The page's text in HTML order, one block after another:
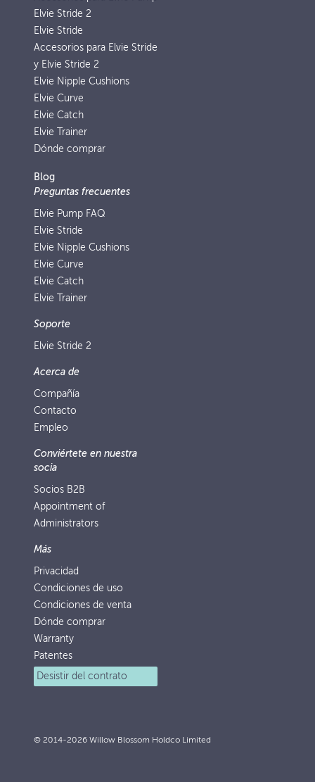
Elvie Stride 2
Elvie Stride
Accesorios para Elvie Stride
y Elvie Stride 2
Elvie Nipple Cushions
Elvie Curve
Elvie Catch
Elvie Trainer
Dónde comprar
Blog
Preguntas frecuentes
Elvie Pump FAQ
Elvie Stride
Elvie Nipple Cushions
Elvie Curve
Elvie Catch
Elvie Trainer
Soporte
Elvie Stride 2
Acerca de
Compañía
Contacto
Empleo
Conviértete en nuestra
socia
Socios B2B
Appointment of
Administrators
Más
Privacidad
Condiciones de uso
Condiciones de venta
Dónde comprar
Warranty
Patentes
Desistir del contrato
© 2014-2026 Willow Blossom Holdco Limited